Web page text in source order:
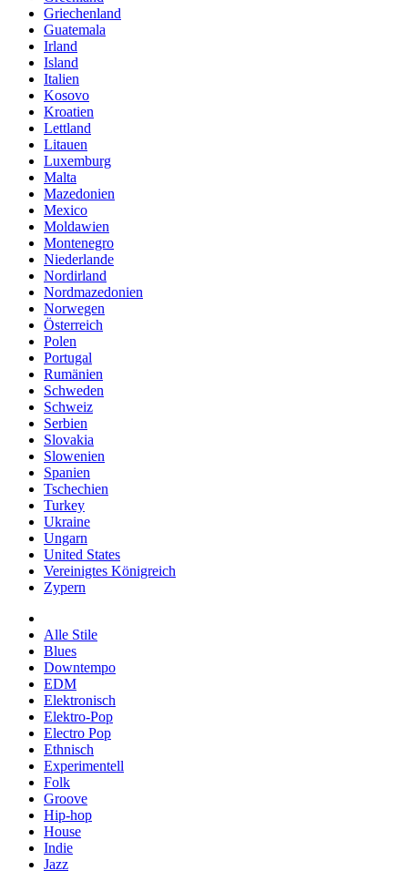
Griechenland
Guatemala
Irland
Island
Italien
Kosovo
Kroatien
Lettland
Litauen
Luxemburg
Malta
Mazedonien
Mexico
Moldawien
Montenegro
Niederlande
Nordirland
Nordmazedonien
Norwegen
Österreich
Polen
Portugal
Rumänien
Schweden
Schweiz
Serbien
Slovakia
Slowenien
Spanien
Tschechien
Turkey
Ukraine
Ungarn
United States
Vereinigtes Königreich
Zypern
Alle Stile
Blues
Downtempo
EDM
Elektronisch
Elektro-Pop
Electro Pop
Ethnisch
Experimentell
Folk
Groove
Hip-hop
House
Indie
Jazz